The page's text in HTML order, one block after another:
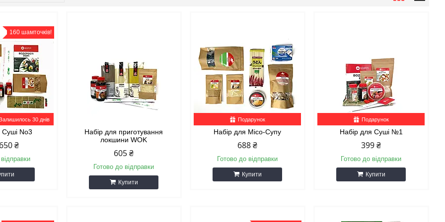
160 шамточків!
30 днів
Суші No3
₴
Набір для приготування
локшини WOK
605 ₴
Готово до відправки
Купити
Подарунок
Набір для Місо-Супу
688 ₴
Готово до відправки
Купити
Подарунок
Набір для Суші №1
399 ₴
Готово до відправки
Купити